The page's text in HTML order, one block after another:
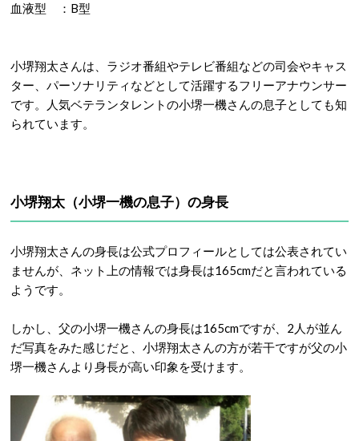
血液型 ：B型
小堺翔太さんは、ラジオ番組やテレビ番組などの司会やキャス
ター、パーソナリティなどとして活躍するフリーアナウンサー
です。人気ベテランタレントの小堺一機さんの息子としても知
られています。
小堺翔太（小堺一機の息子）の身長
小堺翔太さんの身長は公式プロフィールとしては公表されてい
ませんが、ネット上の情報では身長は165cmだと言われている
ようです。
しかし、父の小堺一機さんの身長は165cmですが、2人が並ん
だ写真をみた感じだと、小堺翔太さんの方が若干ですが父の小
堺一機さんより身長が高い印象を受けます。